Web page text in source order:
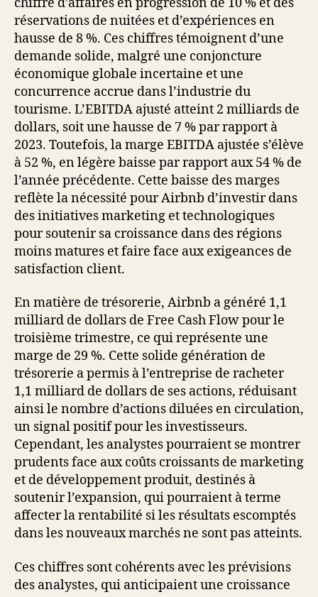
réservations de nuitées et d’expériences en
hausse de 8 %. Ces chiffres témoignent d’une
demande solide, malgré une conjoncture
économique globale incertaine et une
concurrence accrue dans l’industrie du
tourisme. L’EBITDA ajusté atteint 2 milliards de
dollars, soit une hausse de 7 % par rapport à
2023. Toutefois, la marge EBITDA ajustée s’élève
à 52 %, en légère baisse par rapport aux 54 % de
l’année précédente. Cette baisse des marges
reflète la nécessité pour Airbnb d’investir dans
des initiatives marketing et technologiques
pour soutenir sa croissance dans des régions
moins matures et faire face aux exigeances de
satisfaction client.
En matière de trésorerie, Airbnb a généré 1,1
milliard de dollars de Free Cash Flow pour le
troisième trimestre, ce qui représente une
marge de 29 %. Cette solide génération de
trésorerie a permis à l’entreprise de racheter
1,1 milliard de dollars de ses actions, réduisant
ainsi le nombre d’actions diluées en circulation,
un signal positif pour les investisseurs.
Cependant, les analystes pourraient se montrer
prudents face aux coûts croissants de marketing
et de développement produit, destinés à
soutenir l’expansion, qui pourraient à terme
affecter la rentabilité si les résultats escomptés
dans les nouveaux marchés ne sont pas atteints.
Ces chiffres sont cohérents avec les prévisions
des analystes, qui anticipaient une croissance